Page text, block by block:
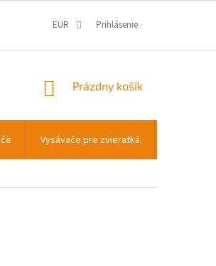
ÚDAJOV INFORMÁCIE O COOKIES
EUR Prihlásenie
NÁKUPNÝ
Prázdny košík
Vysávače pre zvieratká